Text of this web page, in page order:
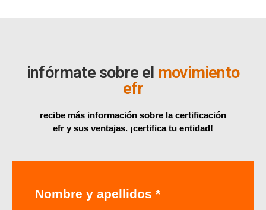
infórmate sobre el movimiento
efr
recibe más información sobre la certificación
efr y sus ventajas. ¡certifica tu entidad!
Nombre y apellidos *